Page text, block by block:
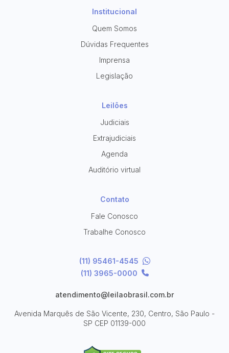
Institucional
Quem Somos
Dúvidas Frequentes
Imprensa
Legislação
Leilões
Judiciais
Extrajudiciais
Agenda
Auditório virtual
Contato
Fale Conosco
Trabalhe Conosco
(11) 95461-4545
(11) 3965-0000
atendimento@leilaobrasil.com.br
Avenida Marquês de São Vicente, 230, Centro, São Paulo -
SP CEP 01139-000